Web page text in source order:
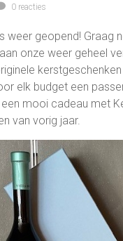
0 reacties
weer geopend! Graag
onze weer geheel
elk budget een
mooi cadeau met
van vorig jaar.